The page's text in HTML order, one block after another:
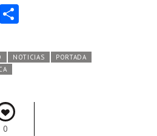
Li
m
NOTICIAS
PORTADA
0